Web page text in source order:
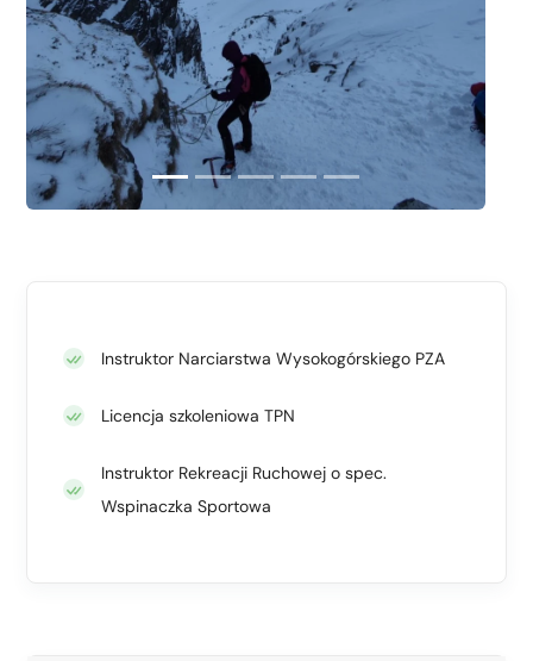
Instruktor Narciarstwa Wysokogórskiego PZA
Licencja szkoleniowa TPN
Instruktor Rekreacji Ruchowej o spec.
Wspinaczka Sportowa